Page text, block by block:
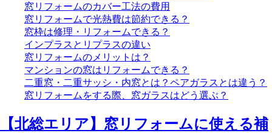
窓リフォームのカバー工法の費用
窓リフォームで光熱費は節約できる？
窓枠は修理・リフォームできる？
インプラスとリプラスの違い
窓リフォームのメリットは？
マンションの窓はリフォームできる？
二重窓・二重サッシ・内窓とは？ペアガラスとは違う？
窓リフォームをする際、窓ガラスはどう選ぶ？
【北総エリア】窓リフォームに使える補